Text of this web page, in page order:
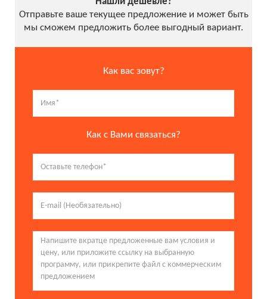
Отправьте ваше текущее предложение и может быть
мы сможем предложить более выгодный вариант.
Как вас зовут?
Как с Вами связаться?